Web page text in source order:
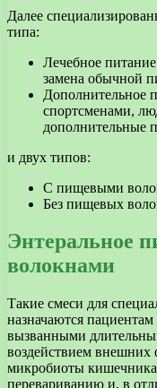
Далее
типа:
Лечебное
замена обычной
Дополнительное
спортсменами,
дополнительные
и двух типов:
С пищевыми
Без пищевых
Энтеральное
волокнами
Такие смеси для
назначаются
вызванными
воздействием
микробиоты
перевариванию и, в